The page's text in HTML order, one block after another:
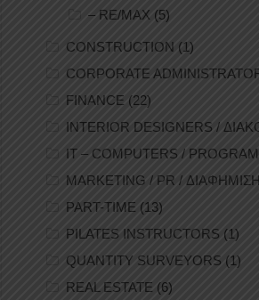
– RE/MAX (5)
CONSTRUCTION (1)
CORPORATE
FINANCE (22)
INTERIOR DESIGNERS /
IT – COMPUTERS /
MARKETING / PR / ΔΙΑΦΗΜΙΣΗ
PART-TIME (13)
PILATES INSTRUCTORS (1)
QUANTITY SURVEYORS (1)
REAL ESTATE (6)